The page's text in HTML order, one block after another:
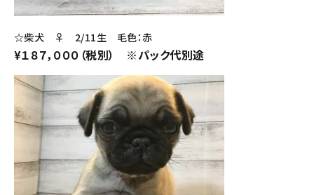
☆柴犬 ♀ 2/11生 毛色：赤
¥１８７，０００（税別） ※パック代別途